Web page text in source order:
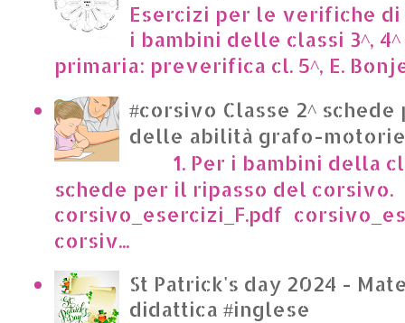
Esercizi per le verifiche
i bambini delle classi 3^,
primaria: preverifica cl. 5^, E.
#corsivo Classe 2^
delle abilità grafo-motorie
1. Per i bambini della
schede per il ripasso del corsivo.
corsivo_esercizi_F.pdf
corsiv...
St Patrick's day 2024 -
didattica #inglese